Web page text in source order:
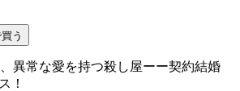
う
異常な愛を持つ殺し屋ーー契約結婚
！